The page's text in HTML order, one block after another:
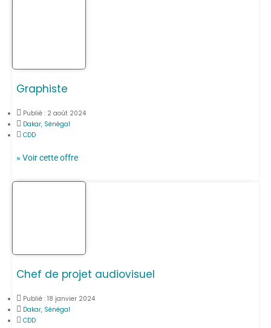
Graphiste
Publié : 2 août 2024
Dakar, Sénégal
CDD
» Voir cette offre
Chef de projet audiovisuel
Publié : 18 janvier 2024
Dakar, Sénégal
CDD